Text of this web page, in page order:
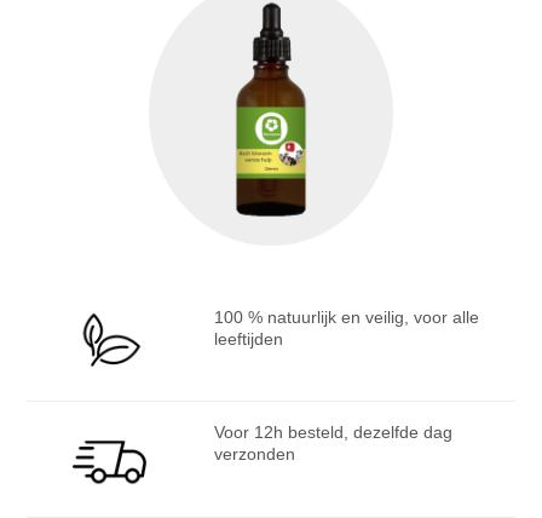
100 % natuurlijk en veilig, voor alle
leeftijden
Voor 12h besteld, dezelfde dag
verzonden